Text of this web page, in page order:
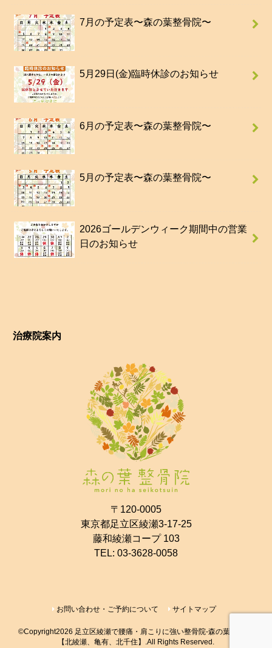
7月の予定表〜森の葉整骨院〜
5月29日(金)臨時休診のお知らせ
6月の予定表〜森の葉整骨院〜
5月の予定表〜森の葉整骨院〜
2026ゴールデンウィーク期間中の営業
日のお知らせ
治療院案内
〒120-0005
東京都足立区綾瀬3-17-25
藤和綾瀬コープ 103
TEL: 03-3628-0058
お問い合わせ・ご予約について サイトマップ
©Copyright2026 足立区綾瀬で腰痛・肩こりに強い整骨院-森の葉整骨院-
【北綾瀬、亀有、北千住】
.All Rights Reserved.